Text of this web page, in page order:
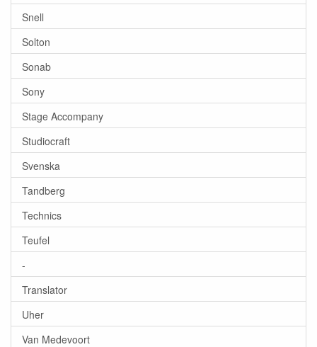
Snell
Solton
Sonab
Sony
Stage Accompany
Studiocraft
Svenska
Tandberg
Technics
Teufel
-
Translator
Uher
Van Medevoort